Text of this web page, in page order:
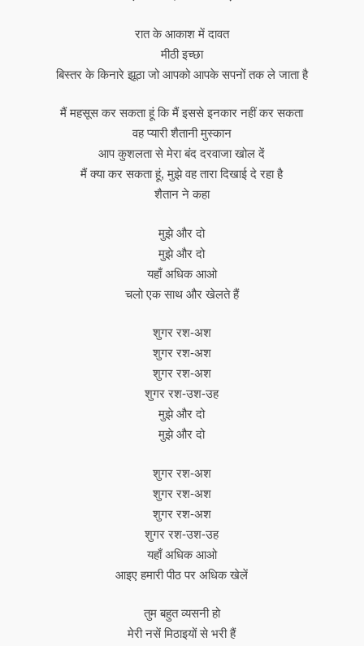
रात के आकाश में दावत
मीठी इच्छा
बिस्तर के किनारे झूठा जो आपको आपके सपनों तक ले जाता है
मैं महसूस कर सकता हूं कि मैं इससे इनकार नहीं कर सकता
वह प्यारी शैतानी मुस्कान
आप कुशलता से मेरा बंद दरवाजा खोल दें
मैं क्या कर सकता हूं, मुझे वह तारा दिखाई दे रहा है
शैतान ने कहा
मुझे और दो
मुझे और दो
यहाँ अधिक आओ
चलो एक साथ और खेलते हैं
शुगर रश-अश
शुगर रश-अश
शुगर रश-अश
शुगर रश-उश-उह
मुझे और दो
मुझे और दो
शुगर रश-अश
शुगर रश-अश
शुगर रश-अश
शुगर रश-उश-उह
यहाँ अधिक आओ
आइए हमारी पीठ पर अधिक खेलें
तुम बहुत व्यसनी हो
मेरी नसें मिठाइयों से भरी हैं